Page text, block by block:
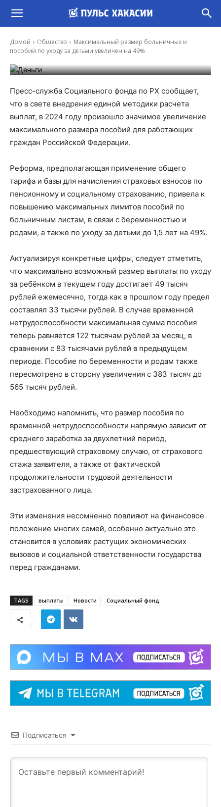
Домой Общество
Максимальный размер больничных и
пособий по уходу за детьми увеличен на 49%
пособий по уходу за детьми увеличен на 49%
Пресс-служба Социального фонда по РХ сообщает,
что в свете внедрения единой методики расчета
выплат, в 2024 году произошло значимое увеличение
максимального размера пособий для работающих
граждан Российской Федерации.
Реформа, предполагающая применение общего
тарифа и базы для начисления страховых взносов по
пенсионному и социальному страхованию, привела к
повышению максимальных лимитов пособий по
больничным листам, в связи с беременностью и
родами, а также по уходу за детьми до 1,5 лет на 49%.
Актуализируя конкретные цифры, следует отметить,
что максимально возможный размер выплаты по уходу
за ребёнком в текущем году достигает 49 тысяч
рублей ежемесячно, тогда как в прошлом году предел
составлял 33 тысячи рублей. В случае временной
нетрудоспособности максимальная сумма пособия
теперь равняется 122 тысячам рублей за месяц, в
сравнении с 83 тысячами рублей в предыдущем
периоде. Пособие по беременности и родам также
пересмотрено в сторону увеличения с 383 тысяч до
565 тысяч рублей.
Необходимо напомнить, что размер пособия по
временной нетрудоспособности напрямую зависит от
среднего заработка за двухлетний период,
предшествующий страховому случаю, от страхового
стажа заявителя, а также от фактической
продолжительности трудовой деятельности
застрахованного лица.
Эти изменения несомненно повлияют на финансовое
положение многих семей, особенно актуально это
становится в условиях растущих экономических
вызовов и социальной ответственности государства
перед гражданами.
TAGS выплаты Новости Социальный фонд
Подписаться